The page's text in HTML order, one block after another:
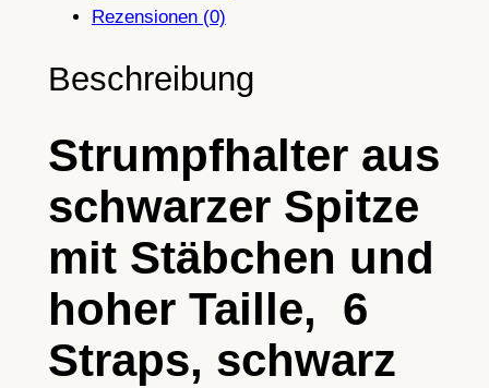
t
r
a
u
s
w
a
Rezensionen (0)
Beschreibung
Strumpfhalter aus
schwarzer Spitze
mit Stäbchen und
hoher Taille, 6
Straps, schwarz